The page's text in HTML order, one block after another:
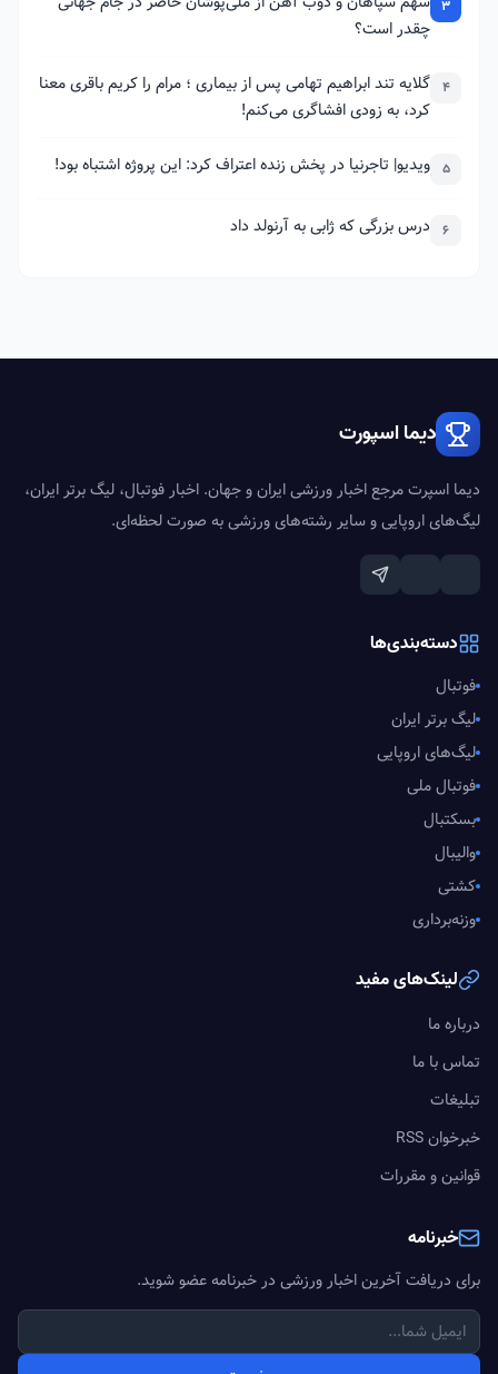
3
چقدر است؟
4 گلایه تند ابراهیم تهامی پس از بیماری ؛ مرام را کریم باقری معنا
کرد، به زودی افشاگری می‌کنم!
5 ویدیو| تاجرنیا در پخش زنده اعتراف کرد: این پروژه اشتباه بود!
6 درس بزرگی که ژابی به آرنولد داد
دیما اسپورت
دیما اسپرت مرجع اخبار ورزشی ایران و جهان. اخبار فوتبال، لیگ برتر ایران،
لیگ‌های اروپایی و سایر رشته‌های ورزشی به صورت لحظه‌ای.
دسته‌بندی‌ها
فوتبال
لیگ برتر ایران
لیگ‌های اروپایی
فوتبال ملی
بسکتبال
والیبال
کشتی
وزنه‌برداری
لینک‌های مفید
درباره ما
تماس با ما
تبلیغات
خبرخوان RSS
قوانین و مقررات
خبرنامه
برای دریافت آخرین اخبار ورزشی در خبرنامه عضو شوید.